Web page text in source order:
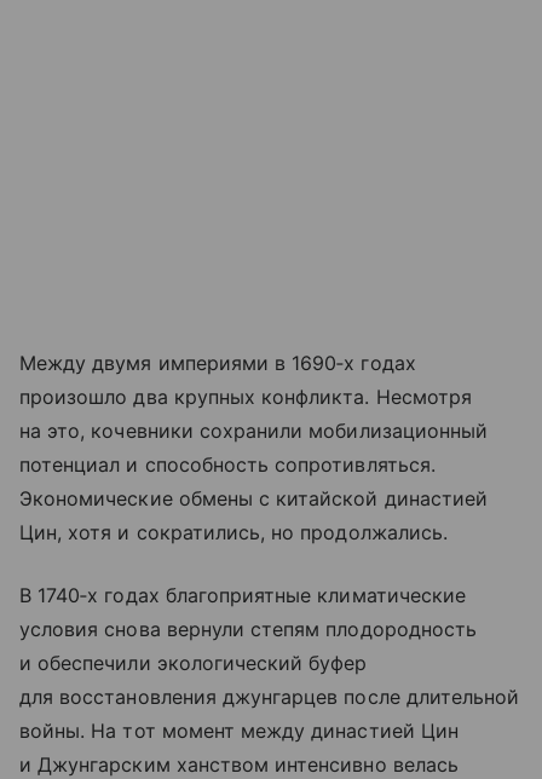
Между двумя империями в 1690‑х годах
произошло два крупных конфликта. Несмотря
на это, кочевники сохранили мобилизационный
потенциал и способность сопротивляться.
Экономические обмены с китайской династией
Цин, хотя и сократились, но продолжались.
В 1740‑х годах благоприятные климатические
условия снова вернули степям плодородность
и обеспечили экологический буфер
для восстановления джунгарцев после длительной
войны. На тот момент между династией Цин
и Джунгарским ханством интенсивно велась